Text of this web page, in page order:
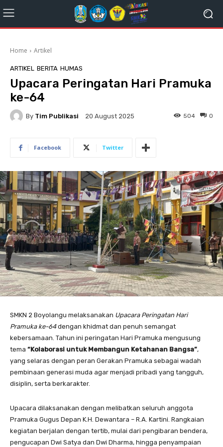
Home Artikel
ARTIKEL BERITA HUMAS
Upacara Peringatan Hari Pramuka
ke-64
By Tim Publikasi 20 August 2025 0
504
Facebook Twitter
SMKN 2 Boyolangu melaksanakan Upacara Peringatan Hari
Pramuka ke-64dengan khidmat dan penuh semangat
kebersamaan. Tahun ini peringatan Hari Pramuka mengusung
tema “Kolaborasi untuk Membangun Ketahanan Bangsa”,
yang selaras dengan peran Gerakan Pramuka sebagai wadah
pembinaan generasi muda agar menjadi pribadi yang tangguh,
disiplin, serta berkarakter.
Upacara dilaksanakan dengan melibatkan seluruh anggota
Pramuka Gugus Depan K.H. Dewantara – R.A. Kartini. Rangkaian
kegiatan berjalan dengan tertib, mulai dari pengibaran bendera,
pengucapan Dwi Satya dan Dwi Dharma, hingga penyampaian